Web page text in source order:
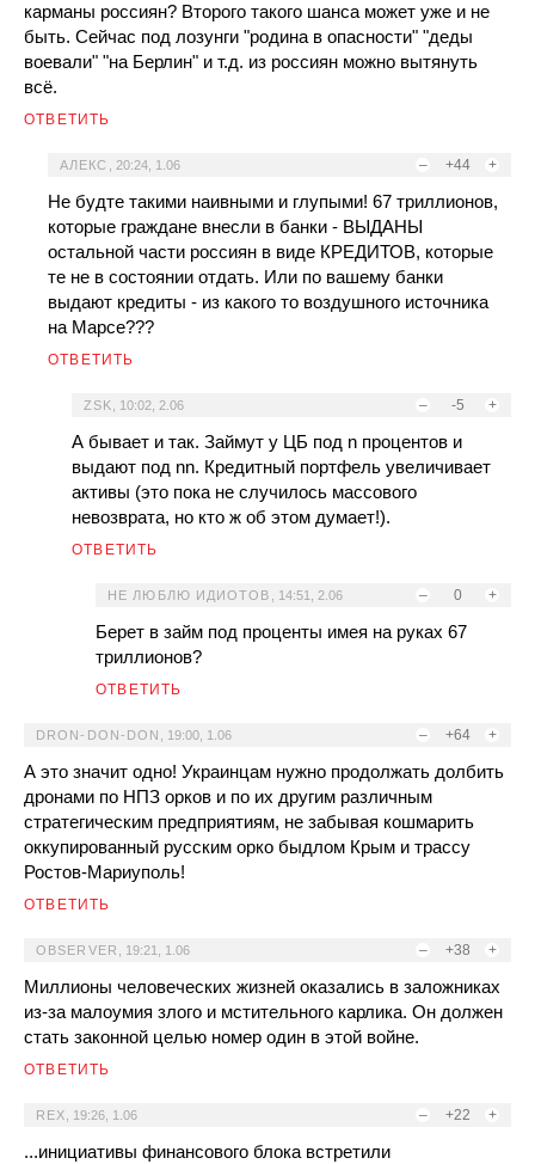
карманы россиян? Второго такого шанса может уже и не
быть. Сейчас под лозунги "родина в опасности" "деды
воевали" "на Берлин" и т.д. из россиян можно вытянуть
всё.
ОТВЕТИТЬ
– +44 +
АЛЕКС 20:24, 1.06
Не будте такими наивными и глупыми! 67 триллионов,
которые граждане внесли в банки - ВЫДАНЫ
остальной части россиян в виде КРЕДИТОВ, которые
те не в состоянии отдать. Или по вашему банки
выдают кредиты - из какого то воздушного источника
на Марсе???
ОТВЕТИТЬ
– -5 +
ZSK 10:02, 2.06
А бывает и так. Займут у ЦБ под n процентов и
выдают под nn. Кредитный портфель увеличивает
активы (это пока не случилось массового
невозврата, но кто ж об этом думает!).
ОТВЕТИТЬ
– 0 +
НЕ ЛЮБЛЮ ИДИОТОВ 14:51, 2.06
Берет в займ под проценты имея на руках 67
триллионов?
ОТВЕТИТЬ
– +64 +
DRON-DON-DON 19:00, 1.06
А это значит одно! Украинцам нужно продолжать долбить
дронами по НПЗ орков и по их другим различным
стратегическим предприятиям, не забывая кошмарить
оккупированный русским орко быдлом Крым и трассу
Ростов-Мариуполь!
ОТВЕТИТЬ
– +38 +
OBSERVER 19:21, 1.06
Миллионы человеческих жизней оказались в заложниках
из-за малоумия злого и мстительного карлика. Он должен
стать законной целью номер один в этой войне.
ОТВЕТИТЬ
– +22 +
REX 19:26, 1.06
...инициативы финансового блока встретили